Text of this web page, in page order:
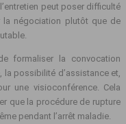
peut poser difficulté
négociation plutôt que de
formaliser la convocation
possibilité d’assistance et,
une visioconférence. Cela
que la procédure de rupture
pendant l’arrêt maladie.